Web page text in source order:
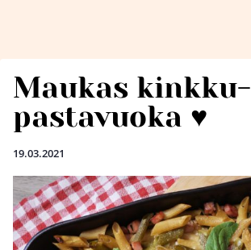
Maukas kinkku-
pastavuoka ♥
19.03.2021